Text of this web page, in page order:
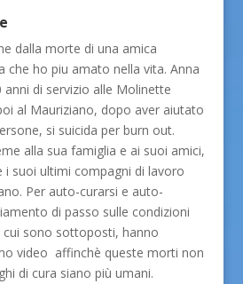
dalla morte di una amica
che ho piu amato nella vita. Anna
di servizio alle Molinette
al Mauriziano, dopo aver aiutato
si suicida per burn out.
alla sua famiglia e ai suoi amici,
i suoi ultimi compagni di lavoro
Per auto-curarsi e auto-
di passo sulle condizioni
sono sottoposti, hanno
video affinchè queste morti non
di cura siano più umani.